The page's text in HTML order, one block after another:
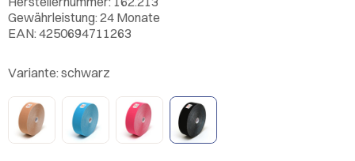
Gewährleistung: 24 Monate
EAN: 4250694711263
Variante: schwarz